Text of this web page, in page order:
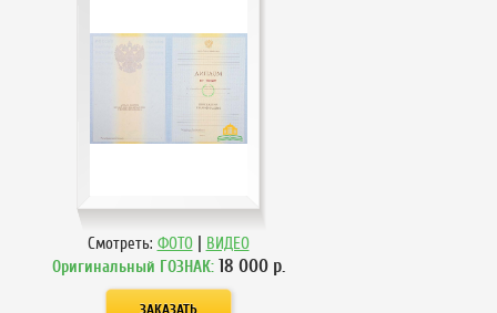
Смотреть: ФОТО | ВИДЕО
Оригинальный ГОЗНАК: 18 000р.